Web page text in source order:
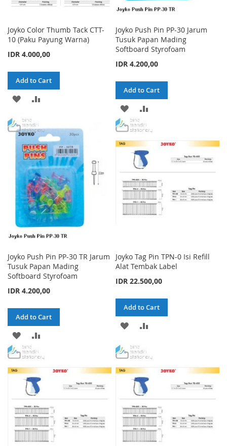
Joyko Color Thumb Tack CTT-
10 (Paku Payung Warna)
IDR 4.000,00
Add to Cart
ADD
WISH
LIST
COMPARE
Joyko Push Pin PP-30 Jarum
Tusuk Papan Mading
Softboard Styrofoam
IDR 4.200,00
Add to Cart
ADD
TO
WISH
LIST
COMPARE
Joyko Push Pin PP-30 TR Jarum
Tusuk Papan Mading
Softboard Styrofoam
IDR 4.200,00
Add to Cart
ADD
TO
WISH
LIST
COMPARE
Joyko Tag Pin TPN-0 Isi Refill
Alat Tembak Label
IDR 22.500,00
Add to Cart
ADD
WISH
LIST
COMPARE